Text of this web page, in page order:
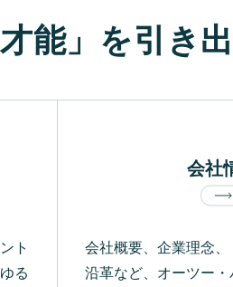
能」を引き
ト
る
会社
会社概要、企業理念、
沿革など、オーツー